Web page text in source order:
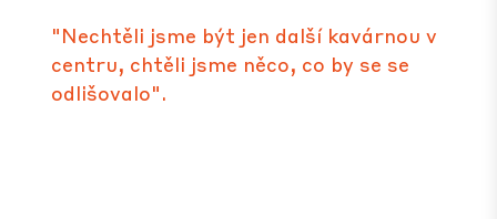
"Nechtěli jsme být jen další kavárnou v
centru, chtěli jsme něco, co by se se
odlišovalo".